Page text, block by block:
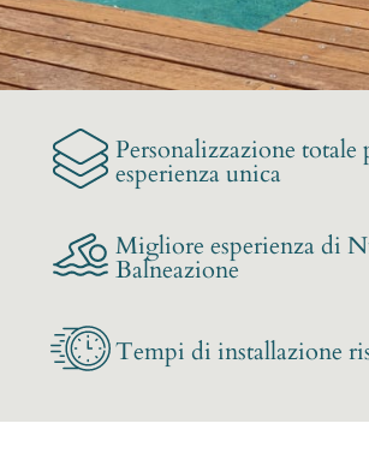
Personalizzazione totale
esperienza unica
Migliore esperienza di
Balneazione
Tempi di installazione